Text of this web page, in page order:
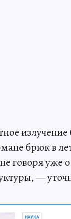
излучение
брюк в
говоря
—
НАУКА